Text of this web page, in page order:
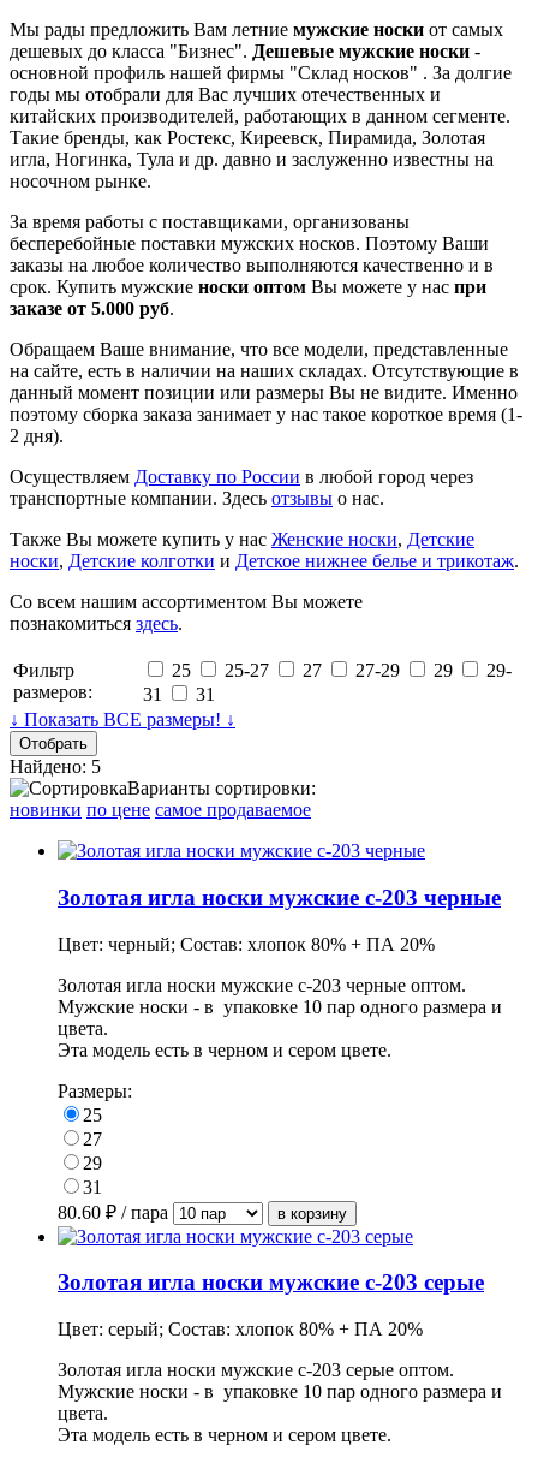
Мы рады предложить Вам летние мужские носки от самых
дешевых до класса "Бизнес". Дешевые мужские носки -
основной профиль нашей фирмы "Склад носков" . За долгие
годы мы отобрали для Вас лучших отечественных и
китайских производителей, работающих в данном сегменте.
Такие бренды, как Ростекс, Киреевск, Пирамида, Золотая
игла, Ногинка, Тула и др. давно и заслуженно известны на
носочном рынке.
За время работы с поставщиками, организованы
бесперебойные поставки мужских носков. Поэтому Ваши
заказы на любое количество выполняются качественно и в
срок. Купить мужские носки оптом Вы можете у нас при
заказе от 5.000 руб.
Обращаем Ваше внимание, что все модели, представленные
на сайте, есть в наличии на наших складах. Отсутствующие в
данный момент позиции или размеры Вы не видите. Именно
поэтому сборка заказа занимает у нас такое короткое время (1-
2 дня).
Осуществляем Доставку по России в любой город через
транспортные компании. Здесь отзывы о нас.
Также Вы можете купить у нас Женские носки, Детские
носки, Детские колготки и Детское нижнее белье и трикотаж.
Со всем нашим ассортиментом Вы можете
познакомиться здесь.
Фильтр
размеров:
25 25-27 27 27-29 29
29-
31
31
↓ Показать ВСЕ размеры! ↓
Найдено: 5
Варианты сортировки:
новинки по цене самое продаваемое
Золотая игла носки мужские с-203 черные
Цвет: черный; Состав: хлопок 80% + ПА 20%
Золотая игла носки мужские с-203 черные оптом.
Мужские носки - в упаковке 10 пар одного размера и
цвета.
Эта модель есть в черном и сером цвете.
Размеры:
25
27
29
31
80.60 ₽ / пара
Золотая игла носки мужские с-203 серые
Цвет: серый; Состав: хлопок 80% + ПА 20%
Золотая игла носки мужские с-203 серые оптом.
Мужские носки - в упаковке 10 пар одного размера и
цвета.
Эта модель есть в черном и сером цвете.